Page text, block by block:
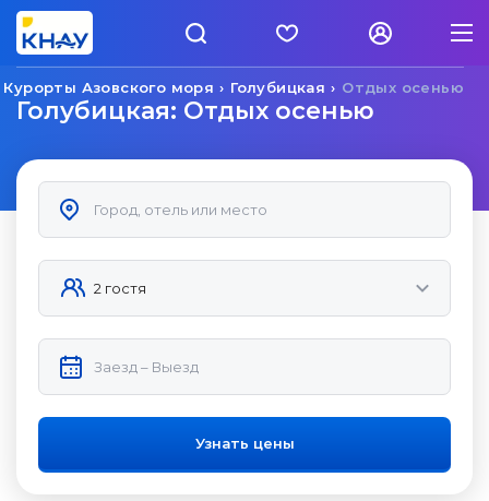
Отдых осенью
Голубицкая
Курорты Азовского моря
Голубицкая: Отдых осенью
Узнать цены